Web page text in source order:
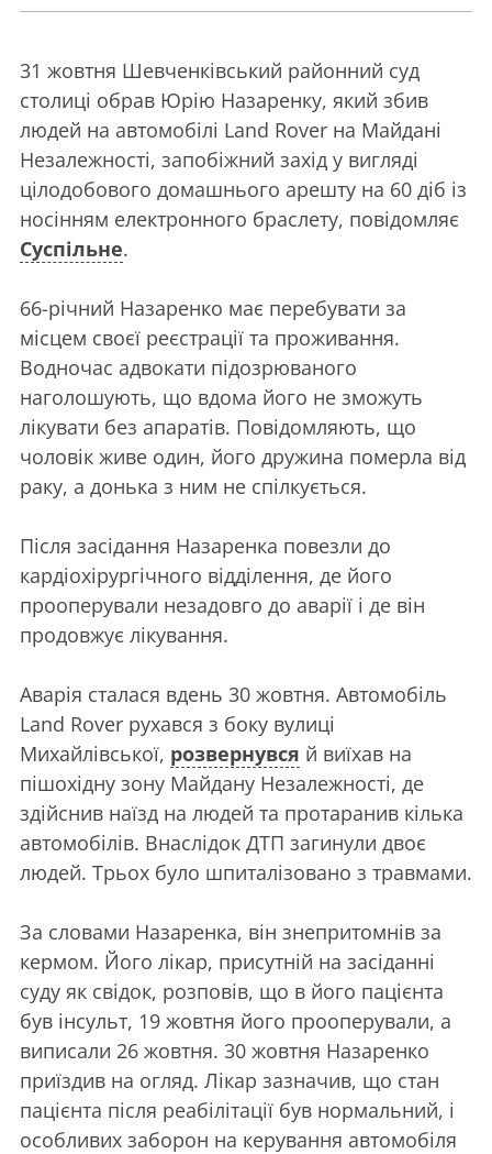
31 жовтня Шевченківський районний суд
столиці обрав Юрію Назаренку, який збив
людей на автомобілі Land Rover на Майдані
Незалежності, запобіжний захід у вигляді
цілодобового домашнього арешту на 60 діб із
носінням електронного браслету, повідомляє
Суспільне.
66-річний Назаренко має перебувати за
місцем своєї реєстрації та проживання.
Водночас адвокати підозрюваного
наголошують, що вдома його не зможуть
лікувати без апаратів. Повідомляють, що
чоловік живе один, його дружина померла від
раку, а донька з ним не спілкується.
Після засідання Назаренка повезли до
кардіохірургічного відділення, де його
прооперували незадовго до аварії і де він
продовжує лікування.
Аварія сталася вдень 30 жовтня. Автомобіль
Land Rover рухався з боку вулиці
Михайлівської, розвернувся й виїхав на
пішохідну зону Майдану Незалежності, де
здійснив наїзд на людей та протаранив кілька
автомобілів. Внаслідок ДТП загинули двоє
людей. Трьох було шпиталізовано з травмами.
За словами Назаренка, він знепритомнів за
кермом. Його лікар, присутній на засіданні
суду як свідок, розповів, що в його пацієнта
був інсульт, 19 жовтня його прооперували, а
виписали 26 жовтня. 30 жовтня Назаренко
приїздив на огляд. Лікар зазначив, що стан
пацієнта після реабілітації був нормальний, і
особливих заборон на керування автомобіля